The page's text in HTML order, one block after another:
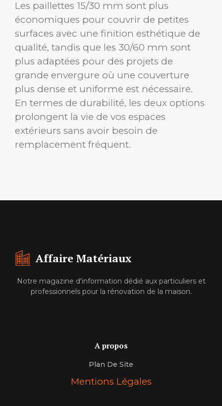
Les paillettes 15/30 mm sont plus
économiques pour couvrir de petites
surfaces avec une finition esthétique de
qualité, tandis que les 30/60 mm sont
plus adaptées pour des projets de
grande envergure où une couverture
plus dense et uniforme est nécessaire.
En termes de durabilité, les deux options
prolongent la vie de vos espaces
extérieurs sans avoir besoin de
remplacement fréquent.
Affaire Matériaux
Notre magazine d'information dédié aux particuliers et
professionnels pour la rénovation de la maison.
A propos
Plan De Site
Mentions Légales